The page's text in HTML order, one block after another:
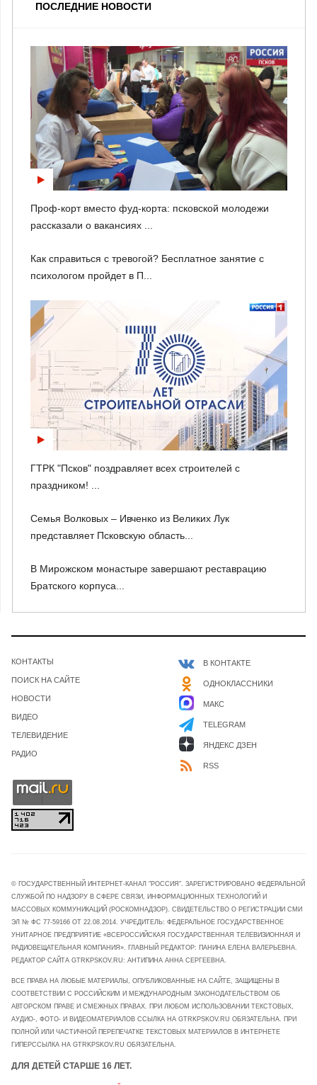
ПОСЛЕДНИЕ НОВОСТИ
Проф-корт вместо фуд-корта: псковской молодежи
рассказали о вакансиях ...
Как справиться с тревогой? Бесплатное занятие с
психологом пройдет в П...
ГТРК "Псков" поздравляет всех строителей с
праздником! ...
Семья Волковых – Ивченко из Великих Лук
представляет Псковскую область...
В Мирожском монастыре завершают реставрацию
Братского корпуса...
КОНТАКТЫ
ПОИСК НА САЙТЕ
НОВОСТИ
ВИДЕО
ТЕЛЕВИДЕНИЕ
РАДИО
В КОНТАКТЕ
ОДНОКЛАССНИКИ
МАКС
TELEGRAM
ЯНДЕКС ДЗЕН
RSS
© ГОСУДАРСТВЕННЫЙ ИНТЕРНЕТ-КАНАЛ "РОССИЯ". ЗАРЕГИСТРИРОВАНО ФЕДЕРАЛЬНОЙ
СЛУЖБОЙ ПО НАДЗОРУ В СФЕРЕ СВЯЗИ, ИНФОРМАЦИОННЫХ ТЕХНОЛОГИЙ И
МАССОВЫХ КОММУНИКАЦИЙ (РОСКОМНАДЗОР). СВИДЕТЕЛЬСТВО О РЕГИСТРАЦИИ СМИ
ЭЛ № ФС 77-59166 ОТ 22.08.2014. УЧРЕДИТЕЛЬ: ФЕДЕРАЛЬНОЕ ГОСУДАРСТВЕННОЕ
УНИТАРНОЕ ПРЕДПРИЯТИЕ «ВСЕРОССИЙСКАЯ ГОСУДАРСТВЕННАЯ ТЕЛЕВИЗИОННАЯ И
РАДИОВЕЩАТЕЛЬНАЯ КОМПАНИЯ». ГЛАВНЫЙ РЕДАКТОР: ПАНИНА ЕЛЕНА ВАЛЕРЬЕВНА.
РЕДАКТОР САЙТА GTRKPSKOV.RU: АНТИПИНА АННА СЕРГЕЕВНА.
ВСЕ ПРАВА НА ЛЮБЫЕ МАТЕРИАЛЫ, ОПУБЛИКОВАННЫЕ НА САЙТЕ, ЗАЩИЩЕНЫ В
СООТВЕТСТВИИ С РОССИЙСКИМ И МЕЖДУНАРОДНЫМ ЗАКОНОДАТЕЛЬСТВОМ ОБ
АВТОРСКОМ ПРАВЕ И СМЕЖНЫХ ПРАВАХ. ПРИ ЛЮБОМ ИСПОЛЬЗОВАНИИ ТЕКСТОВЫХ,
АУДИО-, ФОТО- И ВИДЕОМАТЕРИАЛОВ ССЫЛКА НА GTRKPSKOV.RU ОБЯЗАТЕЛЬНА. ПРИ
ПОЛНОЙ ИЛИ ЧАСТИЧНОЙ ПЕРЕПЕЧАТКЕ ТЕКСТОВЫХ МАТЕРИАЛОВ В ИНТЕРНЕТЕ
ГИПЕРССЫЛКА НА GTRKPSKOV.RU ОБЯЗАТЕЛЬНА.
ДЛЯ ДЕТЕЙ СТАРШЕ 16 ЛЕТ.